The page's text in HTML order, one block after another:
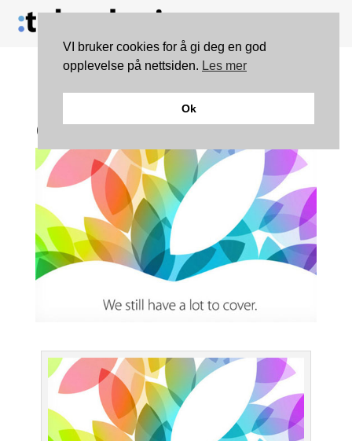
Følg Apple-lanseringen –
direkte NÅ
VI bruker cookies for å gi deg en god
opplevelse på nettsiden. Les mer
Ok